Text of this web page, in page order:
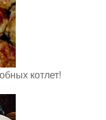
котлет!